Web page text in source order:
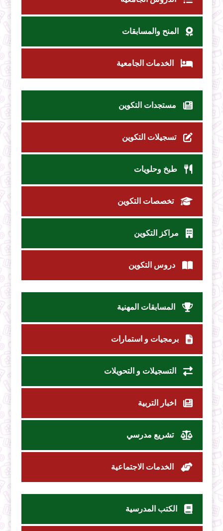
المنح والمسابقات
الخدمات الجامعية
مستجدات التكوين
تسجيلات التكوين
طبخ وحلويات
تخصصات التكوين
مراكز التكوين
دروس التكوين
المسابقات المهنية
برمجيات و استمارات
التسجيلات و التحويلات
اخبار التربية
تشريع مدرسي
الخدمات الاجتماعية
الكتب المدرسية